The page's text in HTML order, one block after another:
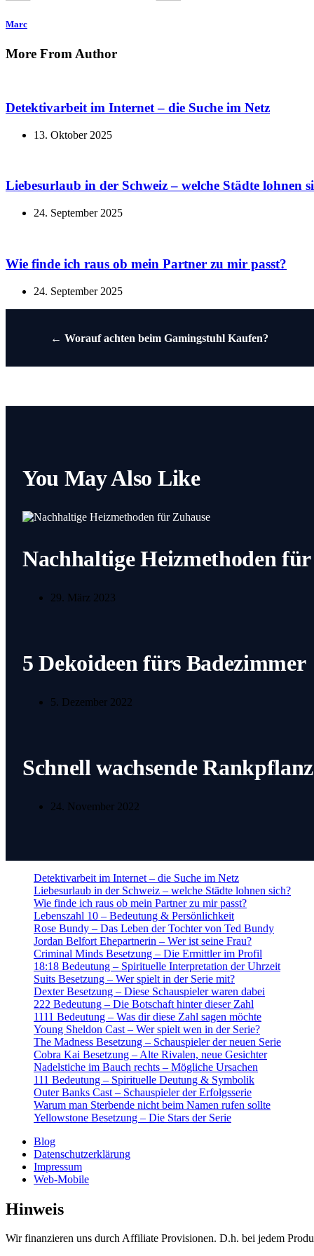
Marc
More From Author
Detektivarbeit im Internet – die Suche im Netz
13. Oktober 2025
Liebesurlaub in der Schweiz – welche Städte lohnen
24. September 2025
Wie finde ich raus ob mein Partner zu mir passt?
24. September 2025
← Worauf achten beim Gamingstuhl Kaufen?
You May Also Like
Nachhaltige Heizmethoden
29. März 2023
5 Dekoideen fürs Badezimmer
5. Dezember 2022
Schnell wachsende
24. November 2022
Detektivarbeit im Internet – die Suche im Netz
Liebesurlaub in der Schweiz – welche Städte lohnen sich?
Wie finde ich raus ob mein Partner zu mir passt?
Lebenszahl 10 – Bedeutung & Persönlichkeit
Rose Bundy – Das Leben der Tochter von Ted Bundy
Jordan Belfort Ehepartnerin – Wer ist seine Frau?
Criminal Minds Besetzung – Die Ermittler im Profil
18:18 Bedeutung – Spirituelle Interpretation der Uhrzeit
Suits Besetzung – Wer spielt in der Serie mit?
Dexter Besetzung – Diese Schauspieler waren dabei
222 Bedeutung – Die Botschaft hinter dieser Zahl
1111 Bedeutung – Was dir diese Zahl sagen möchte
Young Sheldon Cast – Wer spielt wen in der Serie?
The Madness Besetzung – Schauspieler der neuen Serie
Cobra Kai Besetzung – Alte Rivalen, neue Gesichter
Nadelstiche im Bauch rechts – Mögliche Ursachen
111 Bedeutung – Spirituelle Deutung & Symbolik
Outer Banks Cast – Schauspieler der Erfolgsserie
Warum man Sterbende nicht beim Namen rufen sollte
Yellowstone Besetzung – Die Stars der Serie
Blog
Datenschutzerklärung
Impressum
Web-Mobile
Hinweis
Wir finanzieren uns durch Affiliate Provisionen. D.h. bei jedem